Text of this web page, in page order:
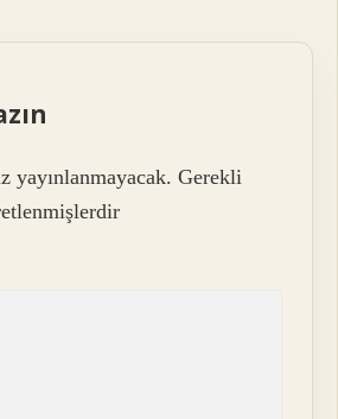
yayınlanmayacak. Gerekli